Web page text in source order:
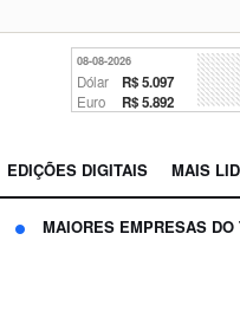
08-08-2026
Dólar R$ 5.097
Euro R$ 5.892
EDIÇÕES DIGITAIS MAIS
MAIORES EMPRESAS DO